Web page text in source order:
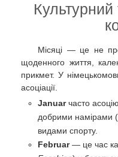
Місяці — це не
щоденного життя,
прикмет. У
асоціації.
Januarчасто
добрими намірами (
видами спорту.
Februar— це час